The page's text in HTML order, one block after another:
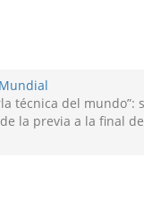
técnica del mundo”:
la previa a la final